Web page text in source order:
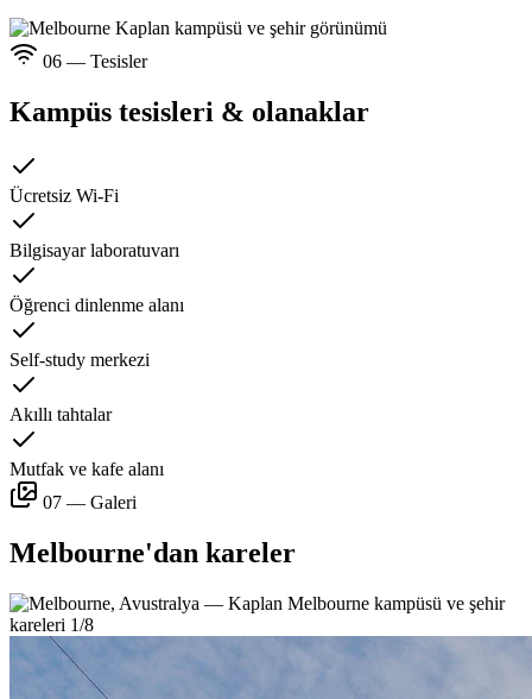
06 — Tesisler
Kampüs tesisleri & olanaklar
Ücretsiz Wi-Fi
Bilgisayar laboratuvarı
Öğrenci dinlenme alanı
Self-study merkezi
Akıllı tahtalar
Mutfak ve kafe alanı
07 — Galeri
Melbourne'dan kareler